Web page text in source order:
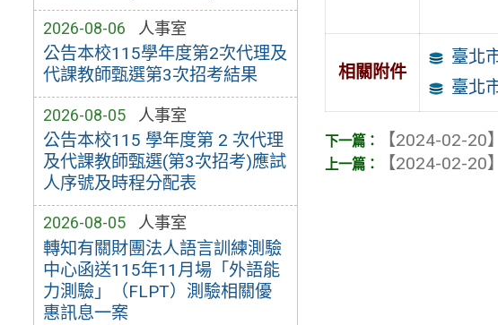
2026-08-06 人事室
公告本校115學年度第2次代理及
代課教師甄選第3次招考結果
2026-08-05 人事室
公告本校115 學年度第 2 次代理
及代課教師甄選(第3次招考)應試
人序號及時程分配表
2026-08-05 人事室
轉知有關財團法人語言訓練測驗
中心函送115年11月場「外語能
力測驗」（FLPT）測驗相關優
惠訊息一案
相關附件
臺北
臺北
【2024-02-20】
【2024-02-20